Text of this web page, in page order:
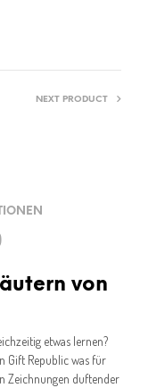
NEXT PRODUCT
von
etwas lernen?
Gift Republic was für
Zeichnungen duftender